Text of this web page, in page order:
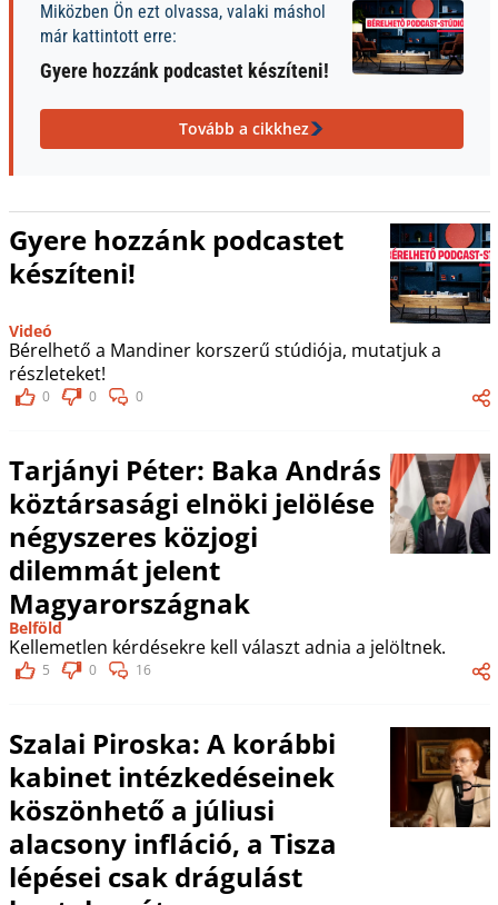
Miközben Ön ezt olvassa, valaki máshol
már kattintott erre:
Gyere hozzánk podcastet készíteni!
Tovább a cikkhez
Gyere hozzánk podcastet
készíteni!
Videó
Bérelhető a Mandiner korszerű stúdiója, mutatjuk a
részleteket!
0 0 0
Tarjányi Péter: Baka András
köztársasági elnöki jelölése
négyszeres közjogi
dilemmát jelent
Magyarországnak
Belföld
Kellemetlen kérdésekre kell választ adnia a jelöltnek.
5 0 16
Szalai Piroska: A korábbi
kabinet intézkedéseinek
köszönhető a júliusi
alacsony infláció, a Tisza
lépései csak drágulást